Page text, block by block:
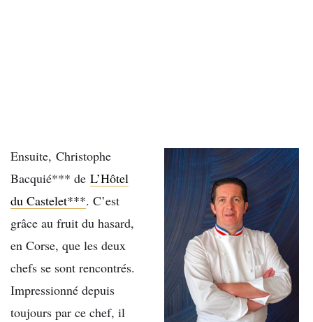
Ensuite, Christophe
Bacquié*** de L’Hôtel
du Castelet***. C’est
grâce au fruit du hasard,
en Corse, que les deux
chefs se sont rencontrés.
Impressionné depuis
toujours par ce chef, il